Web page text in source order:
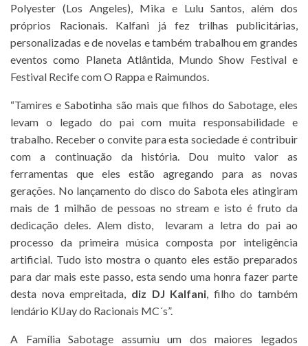
Polyester (Los Angeles), Mika e Lulu Santos, além dos
próprios Racionais. Kalfani já fez trilhas publicitárias,
personalizadas e de novelas e também trabalhou em grandes
eventos como Planeta Atlântida, Mundo Show Festival e
Festival Recife com O Rappa e Raimundos.
“Tamires e Sabotinha são mais que filhos do Sabotage, eles
levam o legado do pai com muita responsabilidade e
trabalho. Receber o convite para esta sociedade é contribuir
com a continuação da história. Dou muito valor as
ferramentas que eles estão agregando para as novas
gerações. No lançamento do disco do Sabota eles atingiram
mais de 1 milhão de pessoas no stream e isto é fruto da
dedicação deles. Alem disto, levaram a letra do pai ao
processo da primeira música composta por inteligência
artificial. Tudo isto mostra o quanto eles estão preparados
para dar mais este passo, esta sendo uma honra fazer parte
desta nova empreitada, diz DJ Kalfani , filho do também
lendário KlJay do Racionais MC´s”.
A Família Sabotage assumiu um dos maiores legados